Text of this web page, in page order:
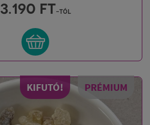
3.190 FT-tól
KIFUTÓ! PRÉMIUM